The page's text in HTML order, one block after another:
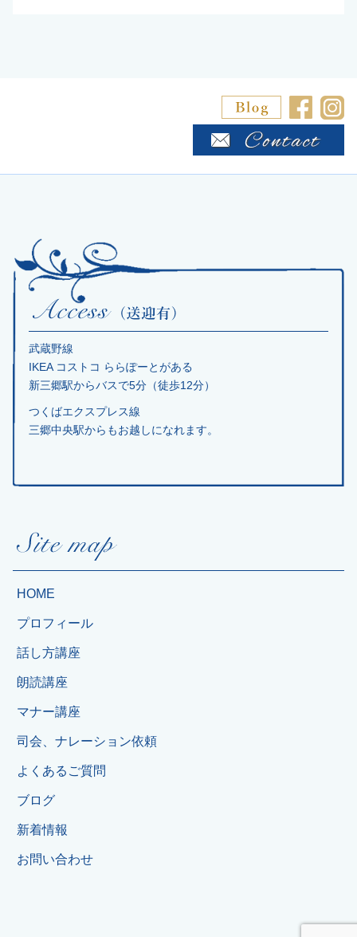
武蔵野線
IKEA コストコ ららぽーとがある
新三郷駅からバスで5分（徒歩12分）
つくばエクスプレス線
三郷中央駅からもお越しになれます。
HOME
プロフィール
話し方講座
朗読講座
マナー講座
司会、ナレーション依頼
よくあるご質問
ブログ
新着情報
お問い合わせ